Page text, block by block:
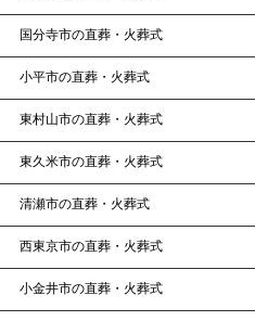
国分寺市の直葬・火葬式
小平市の直葬・火葬式
東村山市の直葬・火葬式
東久米市の直葬・火葬式
清瀬市の直葬・火葬式
西東京市の直葬・火葬式
小金井市の直葬・火葬式